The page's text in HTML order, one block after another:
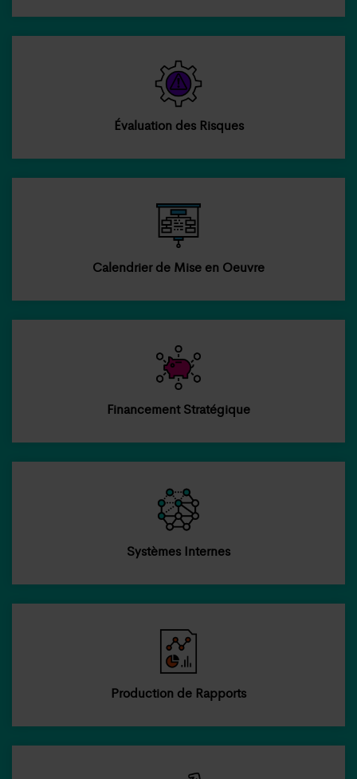
Évaluation des Risques
Calendrier de Mise en Oeuvre
Financement Stratégique
Systèmes Internes
Production de Rapports